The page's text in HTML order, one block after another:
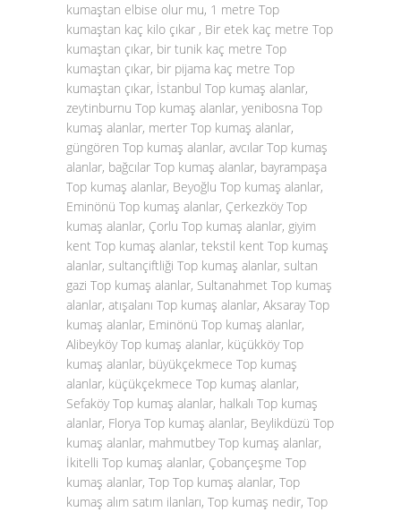
kumaştan elbise olur mu, 1 metre Top
kumaştan kaç kilo çıkar , Bir etek kaç metre Top
kumaştan çıkar, bir tunik kaç metre Top
kumaştan çıkar, bir pijama kaç metre Top
kumaştan çıkar, İstanbul Top kumaş alanlar,
zeytinburnu Top kumaş alanlar, yenibosna Top
kumaş alanlar, merter Top kumaş alanlar,
güngören Top kumaş alanlar, avcılar Top kumaş
alanlar, bağcılar Top kumaş alanlar, bayrampaşa
Top kumaş alanlar, Beyoğlu Top kumaş alanlar,
Eminönü Top kumaş alanlar, Çerkezköy Top
kumaş alanlar, Çorlu Top kumaş alanlar, giyim
kent Top kumaş alanlar, tekstil kent Top kumaş
alanlar, sultançiftliği Top kumaş alanlar, sultan
gazi Top kumaş alanlar, Sultanahmet Top kumaş
alanlar, atışalanı Top kumaş alanlar, Aksaray Top
kumaş alanlar, Eminönü Top kumaş alanlar,
Alibeyköy Top kumaş alanlar, küçükköy Top
kumaş alanlar, büyükçekmece Top kumaş
alanlar, küçükçekmece Top kumaş alanlar,
Sefaköy Top kumaş alanlar, halkalı Top kumaş
alanlar, Florya Top kumaş alanlar, Beylikdüzü Top
kumaş alanlar, mahmutbey Top kumaş alanlar,
İkitelli Top kumaş alanlar, Çobançeşme Top
kumaş alanlar, Top Top kumaş alanlar, Top
kumaş alım satım ilanları, Top kumaş nedir, Top